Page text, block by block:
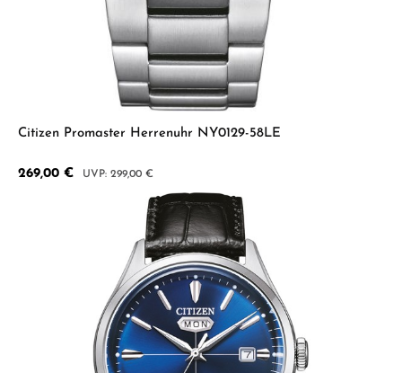
Citizen Promaster Herrenuhr NY0129-58LE
Verkaufspreis:
269,00 € Regulärer Preis:
299,00 €